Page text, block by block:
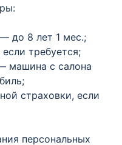
до 8 лет 1 мес.;
требуется;
машина с салона
страховки, если
персональных